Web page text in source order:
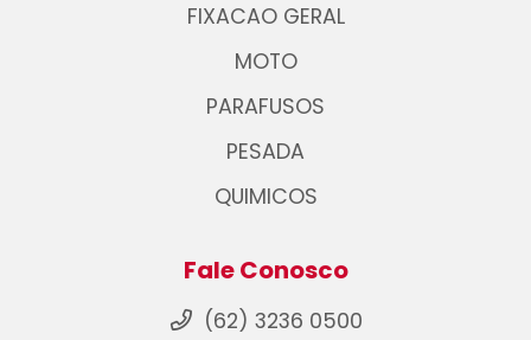
FIXACAO GERAL
MOTO
PARAFUSOS
PESADA
QUIMICOS
Fale Conosco
(62) 3236 0500